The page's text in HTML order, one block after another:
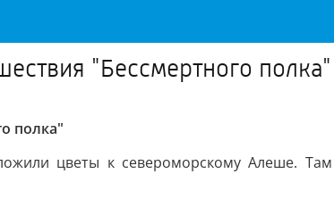
"Бессмертного полка"
полка"
цветы к североморскому Алеше.